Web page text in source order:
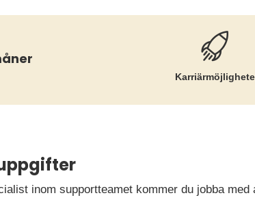
inom supportteamet kommer du jobba med